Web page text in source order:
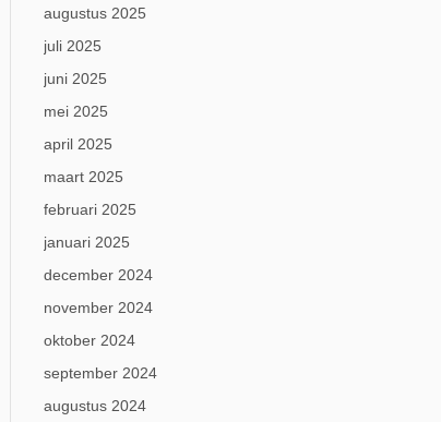
augustus 2025
juli 2025
juni 2025
mei 2025
april 2025
maart 2025
februari 2025
januari 2025
december 2024
november 2024
oktober 2024
september 2024
augustus 2024